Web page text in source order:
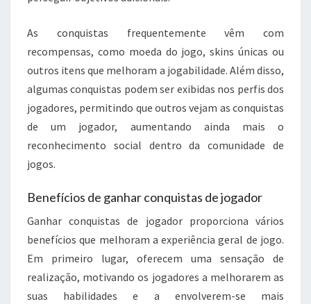
As conquistas frequentemente vêm com
recompensas, como moeda do jogo, skins únicas ou
outros itens que melhoram a jogabilidade. Além disso,
algumas conquistas podem ser exibidas nos perfis dos
jogadores, permitindo que outros vejam as conquistas
de um jogador, aumentando ainda mais o
reconhecimento social dentro da comunidade de
jogos.
Benefícios de ganhar conquistas de jogador
Ganhar conquistas de jogador proporciona vários
benefícios que melhoram a experiência geral de jogo.
Em primeiro lugar, oferecem uma sensação de
realização, motivando os jogadores a melhorarem as
suas habilidades e a envolverem-se mais